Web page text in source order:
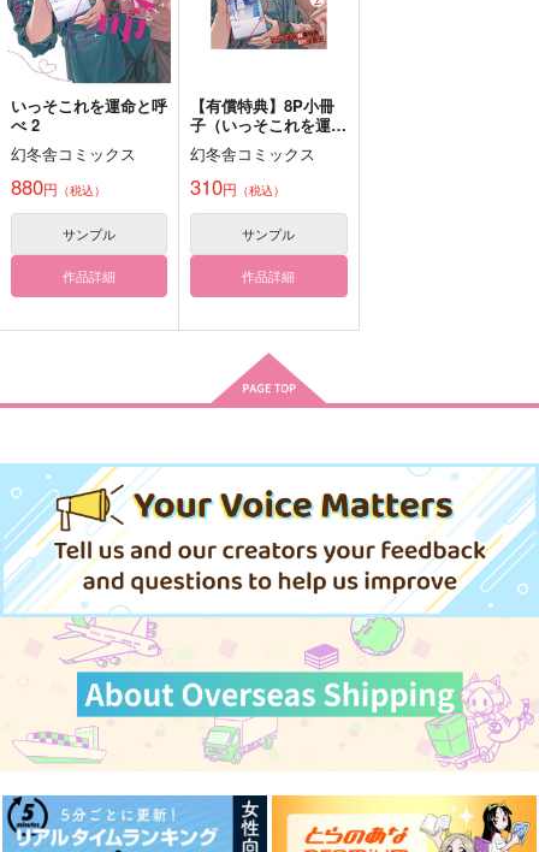
サンプル
作品詳細
サンプル
1,100 （税込）
山田二郎×山田三郎
サンプル
作品詳細
ご都合違マに襲われて
629円（税込）
山田二郎×山田三郎
サンプル
作品詳細
星屑とラブレター
787円（税込）
山田二郎×山田三郎
サンプル
作品詳細
いっそこれを運命と呼
べ 2
幻冬舎コミックス
880円 （税込）
サンプル
作品詳細
【有償特典】8P小冊
子（いっそこれを運命
と呼べ 2）
幻冬舎コミックス
310円 （税込）
サンプル
作品詳細